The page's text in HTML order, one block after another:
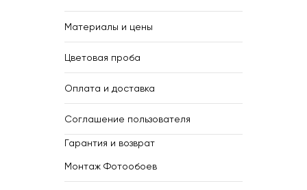
Материалы и цены
Цветовая проба
Оплата и доставка
Соглашение пользователя
Гарантия и возврат
Монтаж Фотообоев